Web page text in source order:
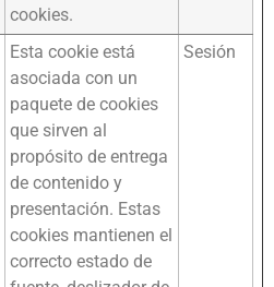
cookies.
Esta cookie está
asociada con un
paquete de cookies
que sirven al
propósito de entrega
de contenido y
presentación. Estas
cookies mantienen el
correcto estado de
Sesión